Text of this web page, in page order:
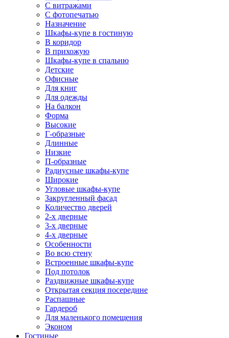
С витражами
С фотопечатью
Назначение
Шкафы-купе в гостиную
В коридор
В прихожую
Шкафы-купе в спальню
Детские
Офисные
Для книг
Для одежды
На балкон
Форма
Высокие
Г-образные
Длинные
Низкие
П-образные
Радиусные шкафы-купе
Широкие
Угловые шкафы-купе
Закругленный фасад
Количество дверей
2-х дверные
3-х дверные
4-х дверные
Особенности
Во всю стену
Встроенные шкафы-купе
Под потолок
Раздвижные шкафы-купе
Открытая секция посередине
Распашные
Гардероб
Для маленького помещения
Эконом
Гостиные